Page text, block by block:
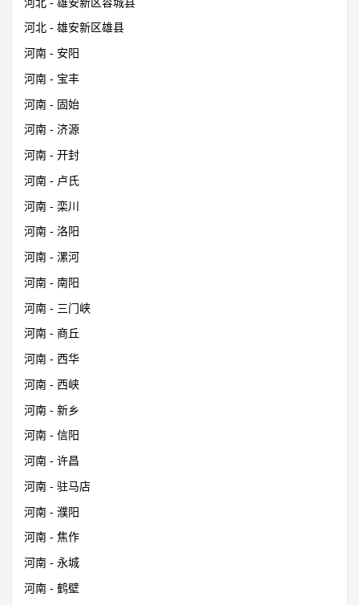
河北 - 雄安新区雄县
河南 - 安阳
河南 - 宝丰
河南 - 固始
河南 - 济源
河南 - 开封
河南 - 卢氏
河南 - 栾川
河南 - 洛阳
河南 - 漯河
河南 - 南阳
河南 - 三门峡
河南 - 商丘
河南 - 西华
河南 - 西峡
河南 - 新乡
河南 - 信阳
河南 - 许昌
河南 - 驻马店
河南 - 濮阳
河南 - 焦作
河南 - 永城
河南 - 鹤壁